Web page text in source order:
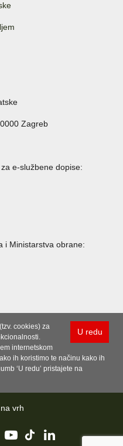
Zagreb
e-službene dopise:
i Ministarstva obrane:
U redu
cookies) za
internetskom
ih koristimo te načinu kako ih
‘U redu’ pristajete na
vrh